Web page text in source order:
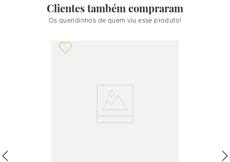
Clientes também compraram
Os queridinhos de quem viu esse produto!